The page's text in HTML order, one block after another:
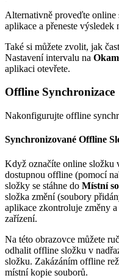
Alternativně proveďte online
aplikace a přeneste výsledek
Také si můžete zvolit, jak
Nastavení intervalu na
aplikaci otevřete.
Offline Synchronizace
Nakonfigurujte offline
Synchronizované Offline
Když označíte online složku
dostupnou offline (pomocí
složky se stáhne do Místní
složka změní (soubory
aplikace zkontroluje změny
zařízení.
Na této obrazovce můžete
odhalit offline složku v
složku. Zakázáním offline
místní kopie souborů.